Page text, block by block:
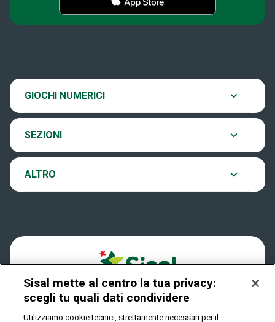
GIOCHI NUMERICI
EuroJackpot
VinciCasa
Play Your Date
SEZIONI
News
Verifica vincite
Come si gioca
Dove si gioca
Quanto si vince
Come riscuotere
ALTRO
Contatti
Notifiche
Privacy
Sisal mette al centro la tua privacy:
scegli tu quali dati condividere
Utilizziamo cookie tecnici, strettamente necessari per il